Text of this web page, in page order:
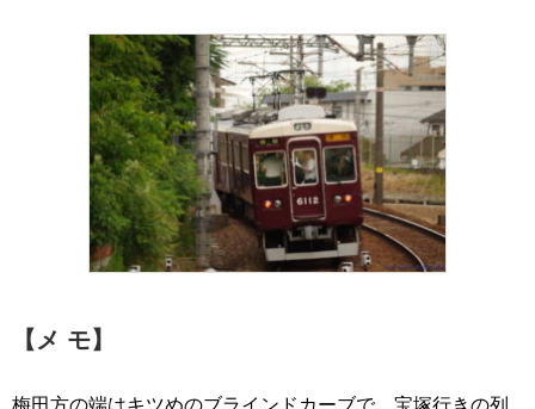
【メ モ】
梅田方の端はキツめのブラインドカーブで、宝塚行きの列